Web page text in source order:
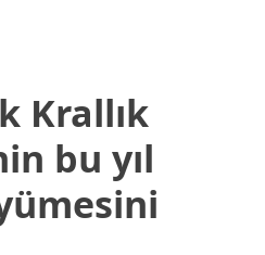
Krallık
bu yıl